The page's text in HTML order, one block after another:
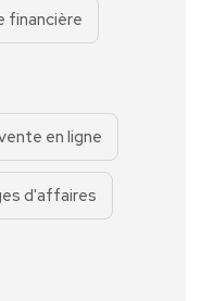
financière
en ligne
d'affaires